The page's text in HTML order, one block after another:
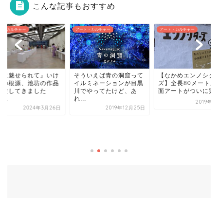
こんな記事もおすすめ
・カルチャー
いえば青の洞窟って
ミネーションが目黒
やってたけど、あ
2019年12月25日
アート・カルチャー
【なかめエンノシター
ズ】全長80メートルの壁
面アートがついに完成！
アート・カルチャー